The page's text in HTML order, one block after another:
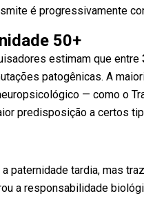
é progressivamente
50+
estimam que entre
patogênicas. A
— como o
predisposição a certos
a paternidade tardia, mas
a responsabilidade